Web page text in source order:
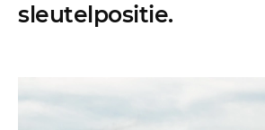
sleutelpositie.